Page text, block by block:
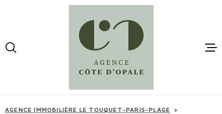
recherche
principal
VENTES
AGENCE IMMOBILIÈRE LE TOUQUET-PARIS-PLAGE
RECHERCHE
D'OFFRE
OFFRES LOCATIONS